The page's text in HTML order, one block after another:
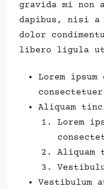
gravida mi
dapibus, nisi a
dolor
libero ligula
Lorem
Aliquam
Lorem
Aliquam
Vestibulum